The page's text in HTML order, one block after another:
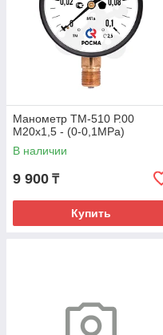
Манометр ТМ-510 Р.00
М20х1,5 - (0-0,1МРа)
В наличии
9 900 ₸
Купить